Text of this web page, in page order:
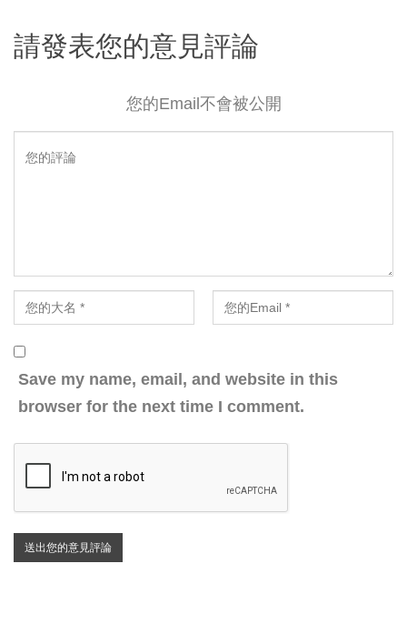
請發表您的意見評論
您的Email不會被公開
Save my name, email, and website in this
browser for the next time I comment.